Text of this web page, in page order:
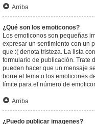
Arriba
¿Qué son los emoticonos?
Los emoticonos son pequeñas
expresar un sentimiento con un
que :( denota tristeza. La lista
formulario de publicación. Trate
pueden hacer que un mensaje
borre el tema o los emoticones
límite para el número de
Arriba
¿Puedo publicar imagenes?